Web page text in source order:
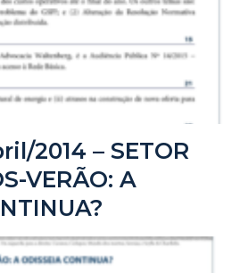
2014 – SETOR
VERÃO: A